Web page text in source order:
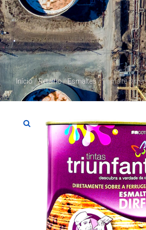
Início/Retalho/Esmaltes/ Esmalte Dirfer